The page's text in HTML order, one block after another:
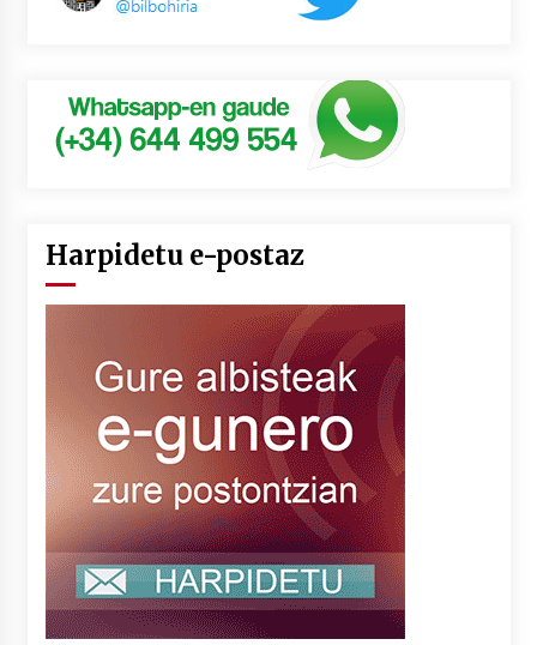
Harpidetu e-postaz